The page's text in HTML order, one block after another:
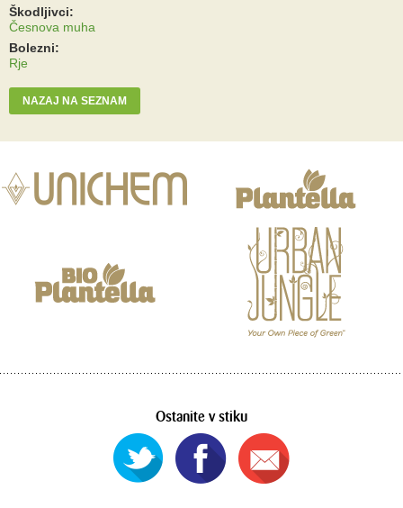
Škodljivci:
Česnova muha
Bolezni:
Rje
NAZAJ NA SEZNAM
Ostanite v stiku